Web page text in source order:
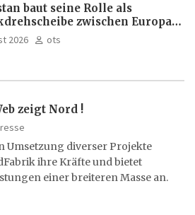
baut seine Rolle als
zwischen Europa
aus
2026 ots
zeigt Nord !
Umsetzung diverser Projekte
ihre Kräfte und bietet
einer breiteren Masse an.